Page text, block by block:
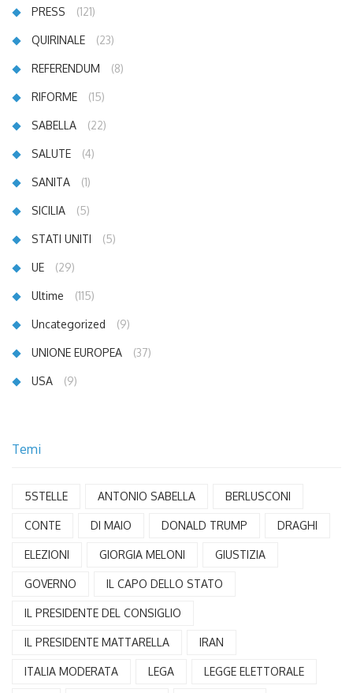
PRESS (121)
QUIRINALE (23)
REFERENDUM (8)
RIFORME (15)
SABELLA (22)
SALUTE (4)
SANITA (1)
SICILIA (5)
STATI UNITI (5)
UE (29)
Ultime (115)
Uncategorized (9)
UNIONE EUROPEA (37)
USA (9)
Temi
5STELLE ANTONIO SABELLA BERLUSCONI
CONTE DI MAIO DONALD TRUMP DRAGHI
ELEZIONI GIORGIA MELONI GIUSTIZIA
GOVERNO IL CAPO DELLO STATO
IL PRESIDENTE DEL CONSIGLIO
IL PRESIDENTE MATTARELLA IRAN
ITALIA MODERATA LEGA LEGGE ELETTORALE